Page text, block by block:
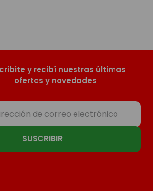
y recibí nuestras últimas
ofertas y novedades
SUSCRIBIR